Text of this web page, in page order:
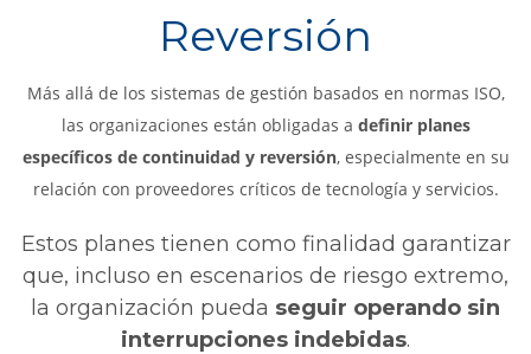
Reversión
Más allá de los sistemas de gestión basados en normas ISO,
las organizaciones están obligadas a definir planes
específicos de continuidad y reversión, especialmente en su
relación con proveedores críticos de tecnología y servicios.
Estos planes tienen como finalidad garantizar
que, incluso en escenarios de riesgo extremo,
la organización pueda seguir operando sin
interrupciones indebidas.